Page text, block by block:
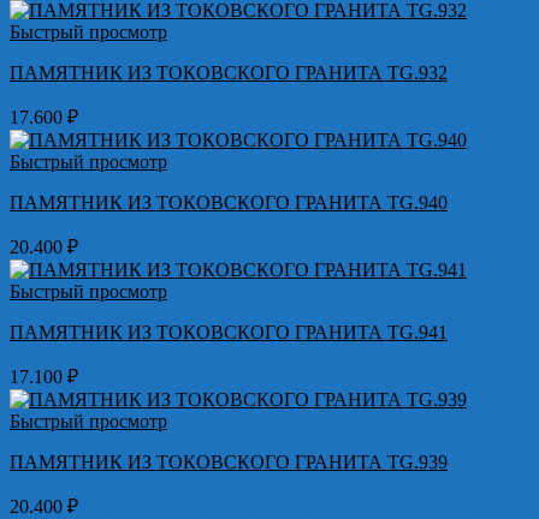
Быстрый просмотр
ПАМЯТНИК ИЗ ТОКОВСКОГО ГРАНИТА TG.932
17.600 ₽
Быстрый просмотр
ПАМЯТНИК ИЗ ТОКОВСКОГО ГРАНИТА TG.940
20.400 ₽
Быстрый просмотр
ПАМЯТНИК ИЗ ТОКОВСКОГО ГРАНИТА TG.941
17.100 ₽
Быстрый просмотр
ПАМЯТНИК ИЗ ТОКОВСКОГО ГРАНИТА TG.939
20.400 ₽